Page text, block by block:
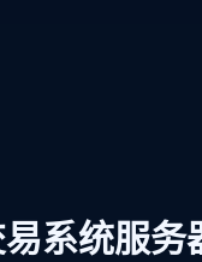
系统服务